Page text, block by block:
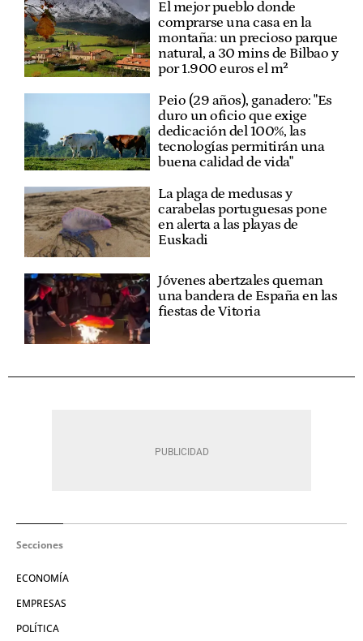
El mejor pueblo donde
comprarse una casa en la
montaña: un precioso parque
natural, a 30 mins de Bilbao y
por 1.900 euros el m²
Peio (29 años), ganadero: "Es
duro un oficio que exige
dedicación del 100%, las
tecnologías permitirán una
buena calidad de vida"
La plaga de medusas y
carabelas portuguesas pone
en alerta a las playas de
Euskadi
Jóvenes abertzales queman
una bandera de España en las
fiestas de Vitoria
Secciones
ECONOMÍA
EMPRESAS
POLÍTICA